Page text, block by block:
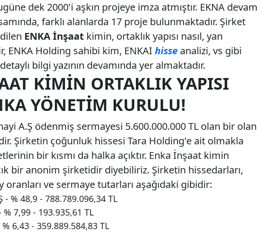
dek 2000'i aşkın projeye imza atmıştır. EKNA devam
farklı alanlarda 17 proje bulunmaktadır. Şirket
ENKA İnşaat kimin, ortaklık yapısı nasıl, yan
ENKA Holding sahibi kim, ENKAI hisse analizi, vs gibi
bilgi yazının devamında yer almaktadır.
KIMIN ORTAKLIK YAPISI
YÖNETIM KURULU!
A.Ş ödenmiş sermayesi 5.600.000.000 TL olan bir olan
Şirketin çoğunluk hissesi Tara Holding'e ait olmakla
bir kısmı da halka açıktır. Enka İnşaat kimin
bir anonim şirketidir diyebiliriz. Şirketin hissedarları,
oranları ve sermaye tutarları aşağıdaki gibidir:
- % 48,9 - 788.789.096,34 TL
7,99 - 193.935,61 TL
6,43 - 359.889.584,83 TL